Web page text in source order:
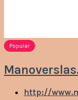
Popular
http://